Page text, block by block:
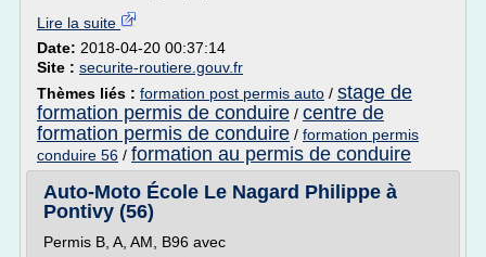
Lire la suite
Date: 2018-04-20 00:37:14
Site : securite-routiere.gouv.fr
Thèmes liés : formation post permis auto / stage de
formation permis de conduire / centre de
formation permis de conduire / formation permis
conduire 56 / formation au permis de conduire
Auto-Moto École Le Nagard Philippe à
Pontivy (56)
Permis B, A, AM, B96 avec